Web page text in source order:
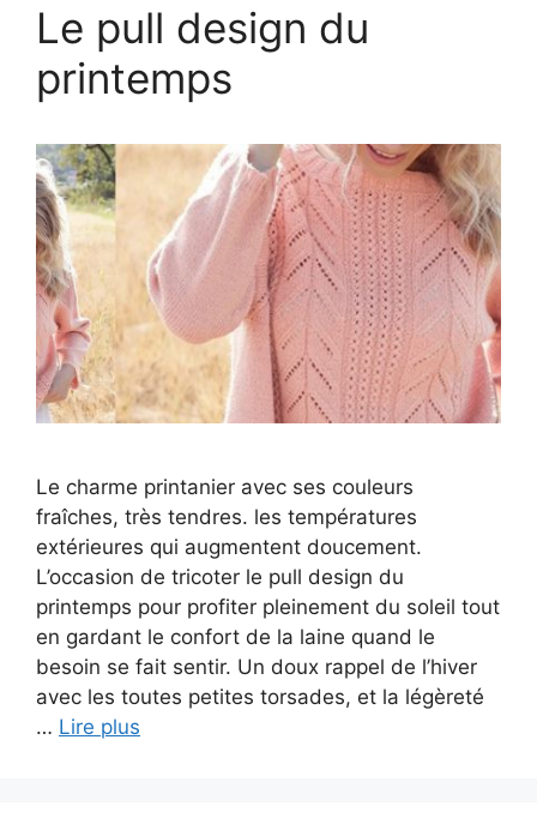
Le pull design du
printemps
Le charme printanier avec ses couleurs
fraîches, très tendres. les températures
extérieures qui augmentent doucement.
L’occasion de tricoter le pull design du
printemps pour profiter pleinement du soleil tout
en gardant le confort de la laine quand le
besoin se fait sentir. Un doux rappel de l’hiver
avec les toutes petites torsades, et la légèreté
… Lire plus